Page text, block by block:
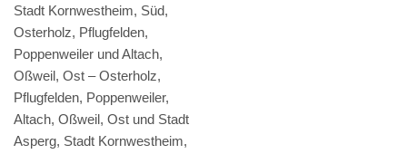
Stadt Kornwestheim, Süd,
Osterholz, Pflugfelden,
Poppenweiler und Altach,
Oßweil, Ost – Osterholz,
Pflugfelden, Poppenweiler,
Altach, Oßweil, Ost und Stadt
Asperg, Stadt Kornwestheim,